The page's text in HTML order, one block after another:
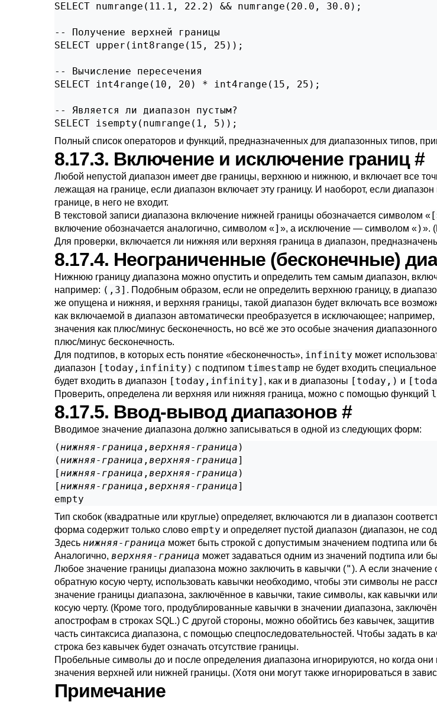
SELECT numrange(11.1, 22.2) && numrange(20.0, 30.0);
-- Получение верхней границы
SELECT upper(int8range(15, 25));
-- Вычисление пересечения
SELECT int4range(10, 20) * int4range(15, 25);
-- Является ли диапазон пустым?
SELECT isempty(numrange(1, 5));
Полный список операторов и функций, предназначенных для диапазонных типов,
8.17.3. Включение и исключение границ#
Любой непустой диапазон имеет две границы, верхнюю и нижнюю, и включает все
лежащая на границе, если диапазон включает эту границу. И наоборот, если
границе, в него не входит.
В текстовой записи диапазона включение нижней границы обозначается символом «[
включение обозначается аналогично, символом «] », а исключение — символом «)».
Для проверки, включается ли нижняя или верхняя граница в диапазон,
8.17.4. Неограниченные (бесконечные)
Нижнюю границу диапазона можно опустить и определить тем самым диапазон,
например: (,3] . Подобным образом, если не определить верхнюю границу, в
же опущена и нижняя, и верхняя границы, такой диапазон будет включать все
как включаемой в диапазон автоматически преобразуется в исключающее; например,
значения как плюс/минус бесконечность, но всё же это особые значения
плюс/минус бесконечность.
Для подтипов, в которых есть понятие «бесконечность», infinity может
диапазон [today,infinity) с подтипом timestamp не будет входить
будет входить в диапазон [today,infinity] , как и в диапазоны [today,) и
Проверить, определена ли верхняя или нижняя граница, можно с помощью функций
8.17.5. Ввод-вывод диапазонов #
Вводимое значение диапазона должно записываться в одной из следующих форм:
(нижняя-граница , верхняя-граница )
(нижняя-граница , верхняя-граница]
[нижняя-граница , верхняя-граница )
[нижняя-граница , верхняя-граница]
Тип скобок (квадратные или круглые) определяет, включаются ли в диапазон
форма содержит только слово empty и определяет пустой диапазон (диапазон, не
Здесь нижняя-граница может быть строкой с допустимым значением подтипа или
Аналогично, верхняя-граница может задаваться одним из значений подтипа или
Любое значение границы диапазона можно заключить в кавычки ("). А если значение
обратную косую черту, использовать кавычки необходимо, чтобы эти символы не
значение границы диапазона, заключённое в кавычки, такие символы, как кавычки
косую черту. (Кроме того, продублированные кавычки в значении диапазона,
апострофам в строках SQL.) С другой стороны, можно обойтись без кавычек,
часть синтаксиса диапазона, с помощью спецпоследовательностей. Чтобы задать в
строка без кавычек будет означать отсутствие границы.
Пробельные символы до и после определения диапазона игнорируются, но когда они
значения верхней или нижней границы. (Хотя они могут также игнорироваться в
Примечание